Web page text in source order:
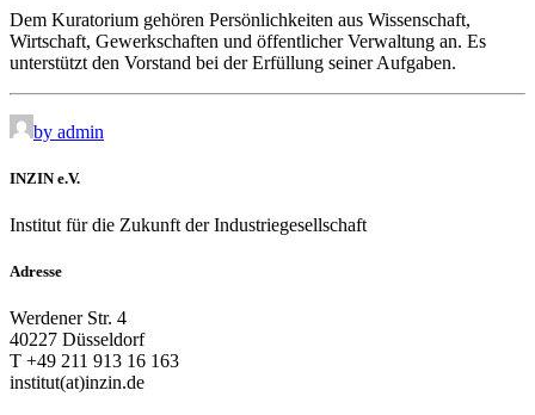
Dem Kuratorium gehören Persönlichkeiten aus Wissenschaft,
Wirtschaft, Gewerkschaften und öffentlicher Verwaltung an. Es
unterstützt den Vorstand bei der Erfüllung seiner Aufgaben.
by admin
INZIN e.V.
Institut für die Zukunft der Industriegesellschaft
Adresse
Werdener Str. 4
40227 Düsseldorf
T +49 211 913 16 163
institut(at)inzin.de